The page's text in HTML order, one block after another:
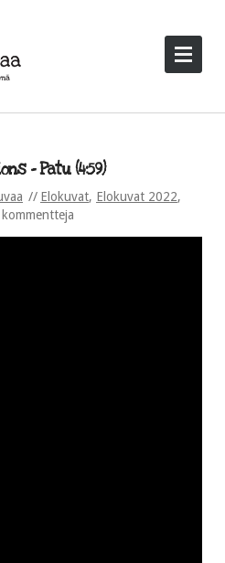
– Patu (4:59)
Elokuvat, Elokuvat 2022,
kommentteja